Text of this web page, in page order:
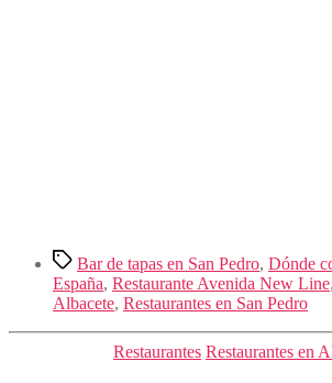
Etiquetas
Bar de tapas en San Pedro, Dónde
España, Restaurante Avenida New Line,
Albacete, Restaurantes en San Pedro
Categorías
Restaurantes Restaurantes en